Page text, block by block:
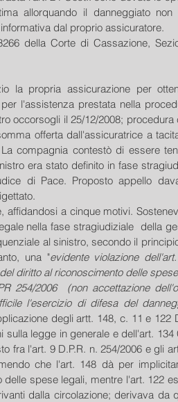
allorquando il danneggiato non
dal proprio assicuratore.
della Corte di Cassazione,
la propria assicurazione per
l'assistenza prestata nella
occorsogli il 25/12/2008; procedura
offerta dall'assicuratrice a
compagnia contestò di essere
era stato definito in fase
di Pace. Proposto appello
affidandosi a cinque motivi.
nella fase stragiudiziale  della
al sinistro, secondo il
una "evidente violazione
diritto al riconoscimento delle
254/2006  (non accettazione
l'esercizio di difesa del
degli artt. 148, c. 11 e 122
sulla legge in generale e dell'art. 134
fra l'art. 9 D.P.R. n. 254/2006 e gli
che l'art. 148 dà per
spese legali, mentre l'art. 122
dalla circolazione; derivava da